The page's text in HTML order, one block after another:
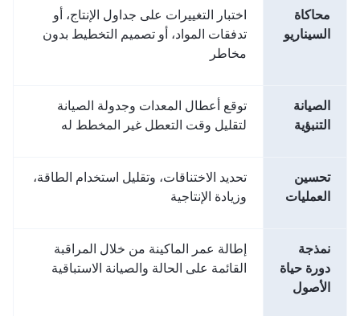
محاكاة
السيناريو
اختبار التغييرات على جداول الإنتاج، أو
تدفقات المواد، أو تصميم التخطيط بدون
مخاطر
الصيانة
التنبؤية
توقع أعطال المعدات وجدولة الصيانة
لتقليل وقت التعطل غير المخطط له
تحسين
العمليات
تحديد الاختناقات، وتقليل استخدام الطاقة،
وزيادة الإنتاجية
نمذجة
دورة حياة
الأصول
إطالة عمر الماكينة من خلال المراقبة
القائمة على الحالة والصيانة الاستباقية